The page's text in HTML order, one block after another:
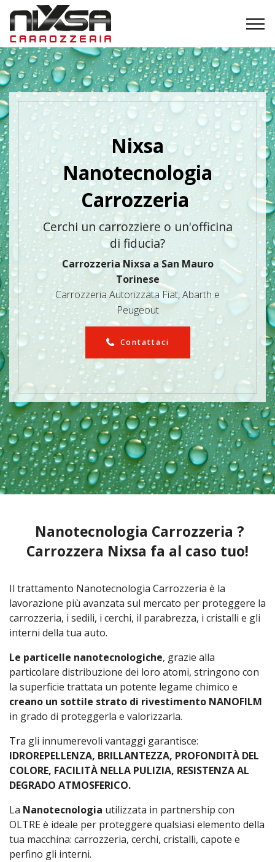
Nixsa
Nanotecnologia
Carrozzeria
Cerchi un carrozziere o un'officina
di fiducia?
Carrozzeria Nixsa a San Mauro
Torinese
Carrozzeria Autorizzata Fiat, Abarth e
Peugeout
Contattaci
Nanotecnologia Carrozzeria ?
Carrozzera Nixsa fa al caso tuo!
Il trattamento Nanotecnologia Carrozzeria è la
lavorazione più avanzata sul mercato per proteggere la
carrozzeria, i sedili, i cerchi, il parabrezza, i cristalli e gli
interni della tua auto.
Le particelle nanotecnologiche, grazie alla
particolare distribuzione dei loro atomi, stringono con
la superficie trattata un potente legame chimico e
creano un sottile strato di rivestimento NANOFILM
in grado di proteggerla e valorizzarla.
Tra gli innumerevoli vantaggi garantisce:
IDROREPELLENZA, BRILLANTEZZA, PROFONDITÀ DEL
COLORE, FACILITÀ NELLA PULIZIA, RESISTENZA AL
DEGRADO ATMOSFERICO.
La Nanotecnologia utilizzata in partnership con
OLTRE è ideale per proteggere qualsiasi elemento della
tua macchina: carrozzeria, cerchi, cristalli, capote e
perfino gli interni.